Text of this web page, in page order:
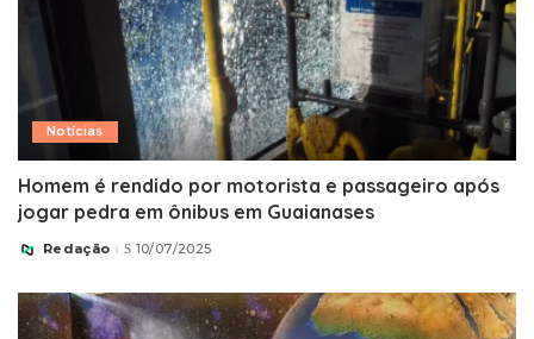
Notícias
Homem é rendido por motorista e passageiro após
jogar pedra em ônibus em Guaianases
Posted
Redação 10/07/2025